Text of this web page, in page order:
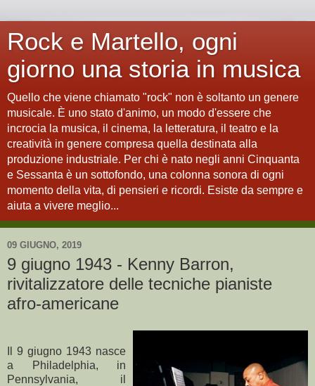
Rock e Martello, ogni
giorno una storia in musica
Quello che viene chiamato "rock" non è soltanto un genere
musicale. È uno stato d'animo, un modo d'essere che
incrocia la musica, il cinema, la letteratura, il teatro e la
creatività in genere compresa quella destinata alla
produzione industriale. Per chi è nato negli anni Cinquanta
e Sessanta è un sottofondo, una colonna sonora di ogni
momento della vita, di pensieri e ricordi. Esiste da sempre e
aiuta a vivere meglio...
09 GIUGNO, 2019
9 giugno 1943 - Kenny Barron,
rivitalizzatore delle tecniche pianiste
afro-americane
Il 9 giugno 1943 nasce
a Philadelphia, in
Pennsylvania, il